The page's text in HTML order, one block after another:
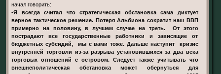
начал говорить:
-Я всегда считал что стратегическая обстановка сама диктует
верное тактическое решение. Потеря Альбиона сократит наш ВВП
примерно на половину, в лучшем случае на треть. От этого
пострадают все государственные работники и зависящие от
бюджетных субсидий, мы с вами тоже. Дальше наступит кризис
внутренней торговли из-за разрыва установившихся за два века
торговых отношений с островом. Следует также учитывать что
внешнеполитическая обстановка может обернуться для